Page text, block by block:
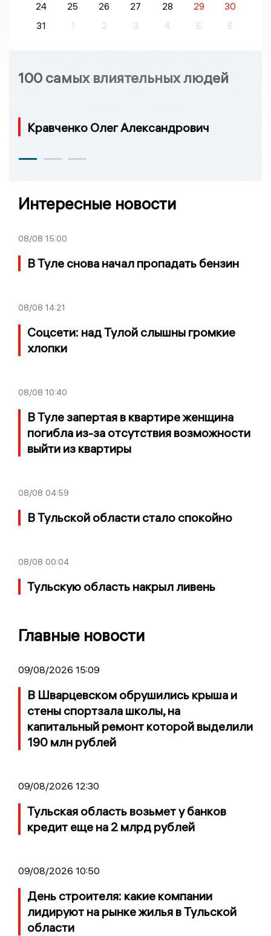
24
25 26 27 28 29
30
31
1 2 3 4 5 6
100 самых влиятельных людей
Кравченко Олег Александрович
Интересные новости
08/08 15:00
В Туле снова начал пропадать бензин
08/08 14:21
Соцсети: над Тулой слышны громкие
хлопки
08/08 10:40
В Туле запертая в квартире женщина
погибла из-за отсутствия возможности
выйти из квартиры
08/08 04:59
В Тульской области стало спокойно
08/08 00:04
Тульскую область накрыл ливень
Главные новости
09/08/2026 15:09
В Шварцевском обрушились крыша и
стены спортзала школы, на
капитальный ремонт которой выделили
190 млн рублей
09/08/2026 12:30
Тульская область возьмет у банков
кредит еще на 2 млрд рублей
09/08/2026 10:50
День строителя: какие компании
лидируют на рынке жилья в Тульской
области